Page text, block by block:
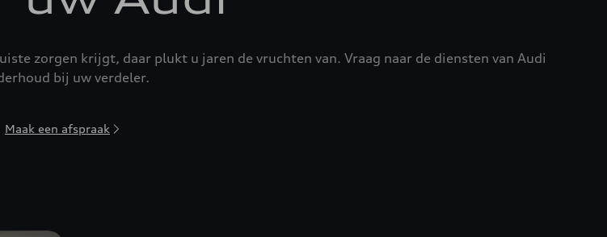
zorgen krijgt, daar plukt u jaren de vruchten van. Vraag naar de diensten van Audi
bij uw verdeler.
Maak een afspraak